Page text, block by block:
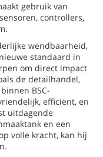
gebruik van
controllers,
wendbaarheid,
standaard in
om direct impact
de detailhandel,
BSC-
efficiënt, en
uitdagende
en een
volle kracht, kan hij